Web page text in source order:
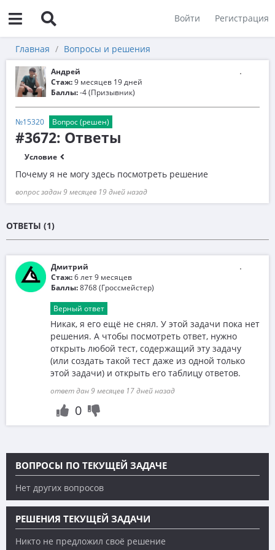
Войти Регистрация
Главная Вопросы и решения
Андрей
Стаж:9 месяцев 19 дней
Баллы:-4 (Призывник)
№15320 Вопрос (решен)
#3672: Ответы
Условие
Почему я не могу здесь посмотреть решение
вопрос задан 9 месяцев 19 дней назад
ОТВЕТЫ (1)
Дмитрий
Стаж:6 лет 9 месяцев
Баллы:8768 (Гроссмейстер)
Верный ответ
Никак, я его ещё не снял. У этой задачи пока нет
решения. А чтобы посмотреть ответ, нужно
открыть любой тест, содержащий эту задачу
(или создать такой тест даже из одной только
этой задачи) и открыть его таблицу ответов.
ответ дан 9 месяцев 17 дней назад
0
ВОПРОСЫ ПО ТЕКУЩЕЙ ЗАДАЧЕ
Нет других вопросов
РЕШЕНИЯ ТЕКУЩЕЙ ЗАДАЧИ
Никто не предложил своё решение